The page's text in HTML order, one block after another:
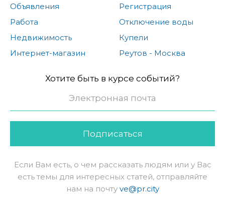
Объявления
Работа
Недвижимость
Интернет-магазин
Регистрация
Отключение воды
Купели
Реутов - Москва
Хотите быть в курсе событий?
Подписаться
Если Вам есть, о чем рассказать людям или у Вас
есть темы для интересных статей, отправляйте
нам на почту ve@pr.city